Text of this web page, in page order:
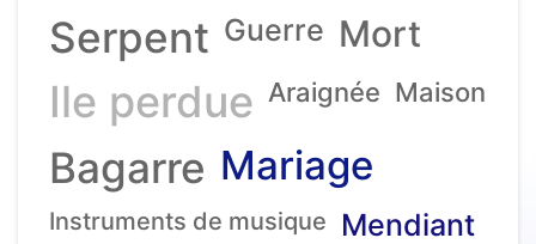
Serpent Guerre Mort
Ile perdue Araignée Maison
Bagarre Mariage
Instruments de musique Mendiant